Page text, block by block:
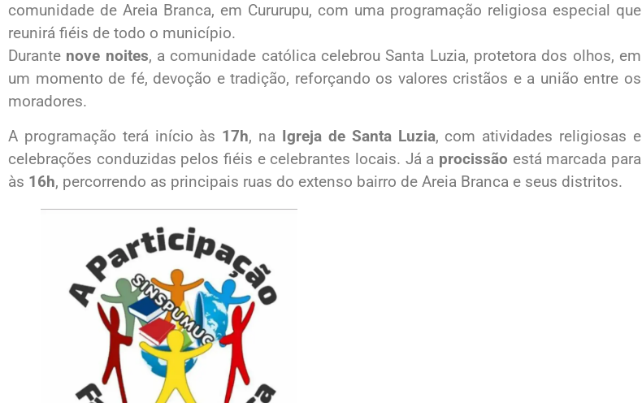
comunidade de Areia Branca, em Cururupu, com uma programação religiosa especial que
reunirá fiéis de todo o município.
Durante nove noites, a comunidade católica celebrou Santa Luzia, protetora dos olhos, em
um momento de fé, devoção e tradição, reforçando os valores cristãos e a união entre os
moradores.
A programação terá início às 17h, na Igreja de Santa Luzia, com atividades religiosas e
celebrações conduzidas pelos fiéis e celebrantes locais. Já a procissão está marcada para
às 16h, percorrendo as principais ruas do extenso bairro de Areia Branca e seus distritos.